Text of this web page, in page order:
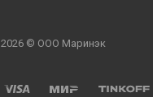
2026 © ООО Маринэк